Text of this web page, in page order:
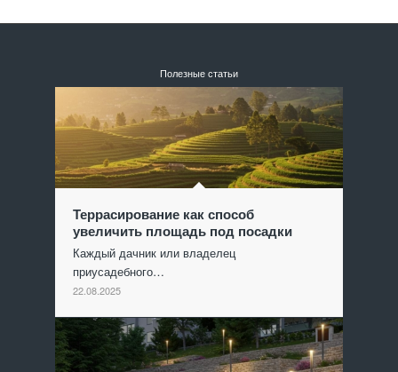
Полезные статьи
Террасирование как способ
увеличить площадь под посадки
Каждый дачник или владелец
приусадебного…
22.08.2025